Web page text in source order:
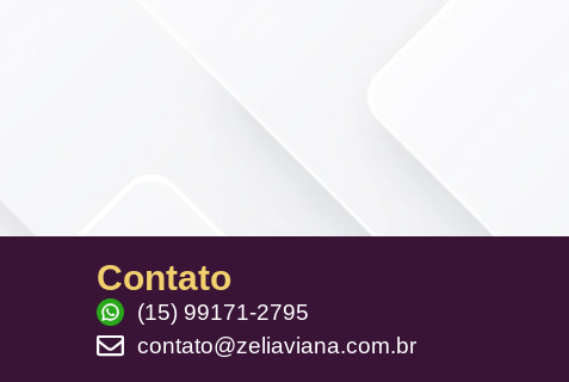
Contato
(15) 99171-2795
contato@zeliaviana.com.br